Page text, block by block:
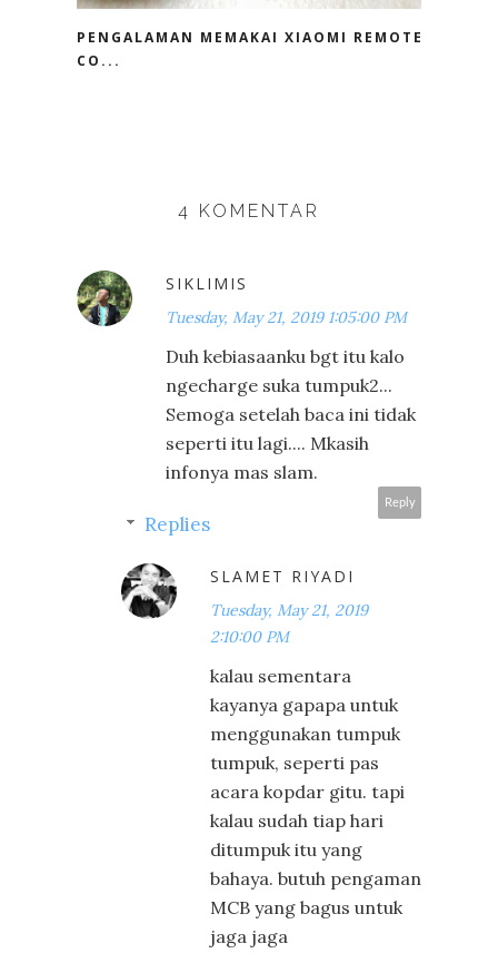
PENGALAMAN MEMAKAI XIAOMI REMOTE
CO...
4 KOMENTAR
SIKLIMIS
Tuesday, May 21, 2019 1:05:00 PM
Duh kebiasaanku bgt itu kalo
ngecharge suka tumpuk2...
Semoga setelah baca ini tidak
seperti itu lagi.... Mkasih
infonya mas slam.
Reply
Replies
SLAMET RIYADI
Tuesday, May 21, 2019
2:10:00 PM
kalau sementara
kayanya gapapa untuk
menggunakan tumpuk
tumpuk, seperti pas
acara kopdar gitu. tapi
kalau sudah tiap hari
ditumpuk itu yang
bahaya. butuh pengaman
MCB yang bagus untuk
jaga jaga